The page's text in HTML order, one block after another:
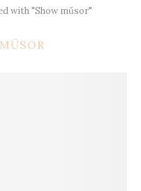
with "Show műsor"